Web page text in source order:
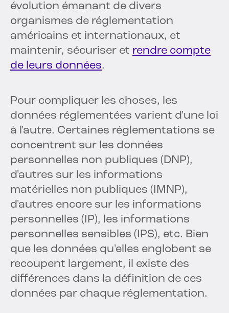
évolution émanant de divers
organismes de réglementation
américains et internationaux, et
maintenir, sécuriser et rendre compte
de leurs données.
Pour compliquer les choses, les
données réglementées varient d'une loi
à l'autre. Certaines réglementations se
concentrent sur les données
personnelles non publiques (DNP),
d'autres sur les informations
matérielles non publiques (IMNP),
d'autres encore sur les informations
personnelles (IP), les informations
personnelles sensibles (IPS), etc. Bien
que les données qu'elles englobent se
recoupent largement, il existe des
différences dans la définition de ces
données par chaque réglementation.